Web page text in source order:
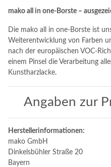
mako all in one-Borste –
Die mako all in one-Borste ist
Weiterentwicklung von Farben
nach der europäischen VOC-
einem Pinsel die Verarbeitung
Kunstharzlacke.
Angaben zur
Herstellerinformationen:
mako GmbH
Dinkelsbühler Straße 20
Bayern